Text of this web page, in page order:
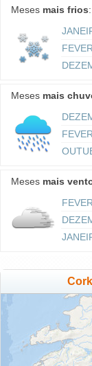
Meses mais frios:
Meses mais
Meses mais